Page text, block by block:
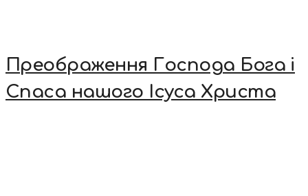
Преображення Господа Бога і
Спаса нашого Ісуса Христа